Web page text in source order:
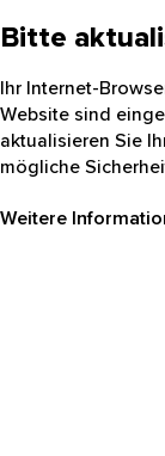
Bitte
Ihr Internet-
Website sind
aktualisieren Sie
mögliche
Weitere